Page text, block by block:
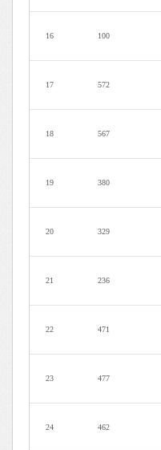
16 100
17 572
18 567
19 380
20 329
21 236
22 471
23 477
24 462